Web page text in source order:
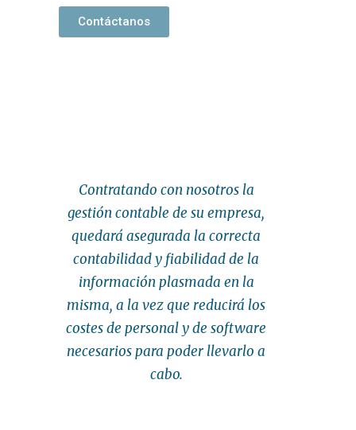
Contáctanos
Contratando con nosotros la
gestión contable de su empresa,
quedará asegurada la correcta
contabilidad y fiabilidad de la
información plasmada en la
misma, a la vez que reducirá los
costes de personal y de software
necesarios para poder llevarlo a
cabo.